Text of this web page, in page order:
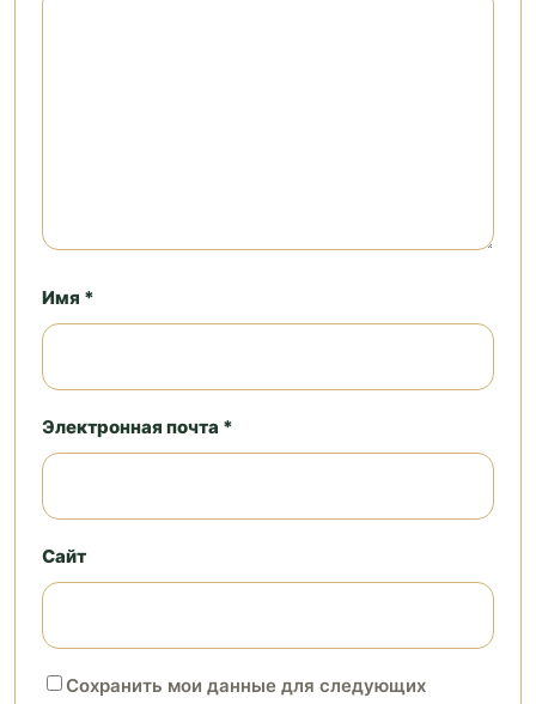
Имя *
Электронная почта *
Сайт
Сохранить мои данные для следующих